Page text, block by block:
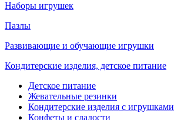
Наборы игрушек
Пазлы
Развивающие и обучающие игрушки
Кондитерские изделия, детское питание
Детское питание
Жевательные резинки
Кондитерские изделия с игрушками
Конфеты и сладости